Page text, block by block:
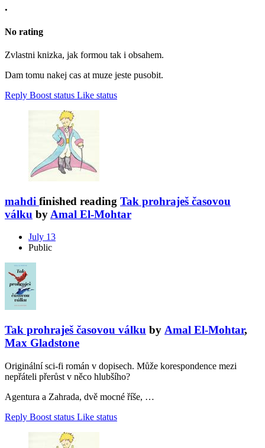
.
No rating
Zvlastni knizka, jak formou tak i obsahem.
Dam tomu nakej cas at muze jeste pusobit.
Reply Boost status Like status
mahdi finished reading Tak prohraješ časovou
válku by Amal El-Mohtar
July 13
Public
Tak prohraješ časovou válku by Amal El-Mohtar,
Max Gladstone
Originální sci-fi román v dopisech. Může korespondence mezi
nepřáteli přerůst v něco hlubšího?
Agentura a Zahrada, dvě mocné říše, …
Reply Boost status Like status